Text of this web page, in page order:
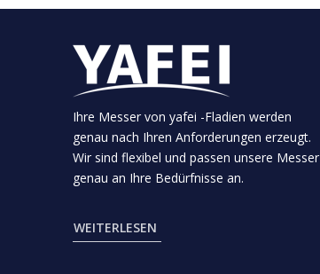
Ihre Messer von yafei -Fladien werden
genau nach Ihren Anforderungen erzeugt.
Wir sind flexibel und passen unsere Messer
genau an Ihre Bedürfnisse an.
WEITERLESEN